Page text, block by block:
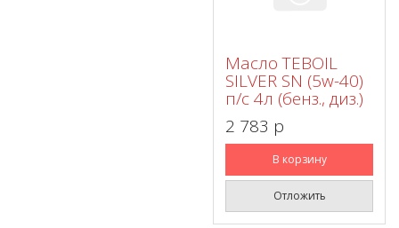
Масло TEBOIL
SILVER SN (5w-40)
п/с 4л (бенз., диз.)
2 783 p
В корзину
Отложить